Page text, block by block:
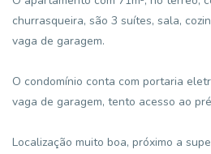
churrasqueira, são 3 suítes, sala,
vaga de garagem.
O condomínio conta com portaria
vaga de garagem, tento acesso ao
Localização muito boa, próximo a